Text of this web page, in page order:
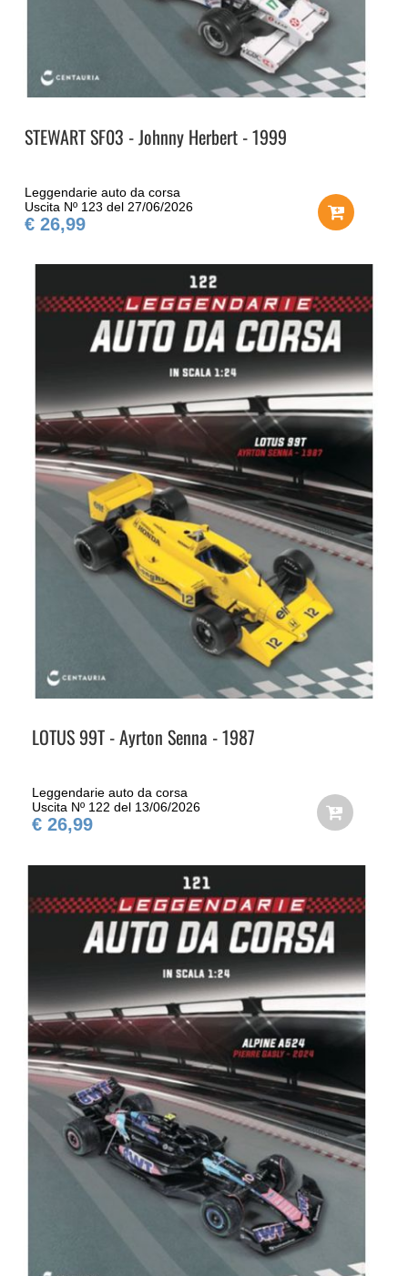
STEWART SF03 - Johnny Herbert - 1999
Leggendarie auto da corsa
Uscita Nº 123 del 27/06/2026
€ 26,99
LOTUS 99T - Ayrton Senna - 1987
Leggendarie auto da corsa
Uscita Nº 122 del 13/06/2026
€ 26,99